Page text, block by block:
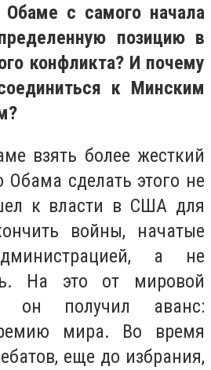
с самого начала
позицию в
конфликта? И почему
к Минским
взять более жесткий
Обама сделать этого не
к власти в США для
войны, начатые
а не
На это от мировой
он получил аванс:
мира. Во время
еще до избрания,